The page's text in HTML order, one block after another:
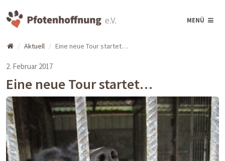
MENÜ
Aktuell Eine neue Tour startet…
2. Februar 2017
Eine neue Tour startet…